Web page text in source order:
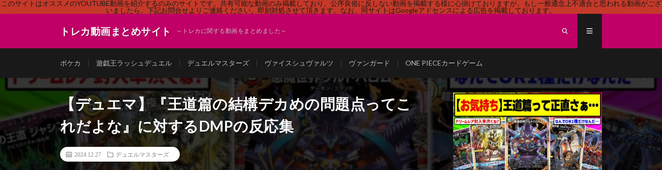
このサイトはオススメのYOUTUBE動画を紹介するのみのサイトです。共有可能な動画のみ掲載しており、公序良俗に反しない動画を掲載する様に心掛けておりますが、もし一般通念上不適合と思われる動画がござ
いましたら、下記お問合せよりご連絡ください。即刻対処させて頂きます。なお、同サイトはGoogleアドセンスによる広告を掲載しております。
トレカ動画まとめサイト ～トレカに関する動画をまとめました～
ポケカ 遊戯王ラッシュデュエル デュエルマスターズ ヴァイスシュヴァルツ ヴァンガード ONE PIECEカードゲーム
【デュエマ】『王道篇の結構デカめの問題点ってこ
れだよな』に対するDMPの反応集
2024.12.27 デュエルマスターズ